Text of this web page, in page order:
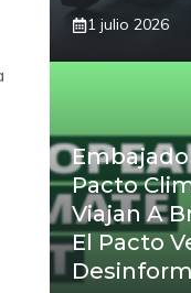
1 julio 2026
Pacto
Viajan A
El Pacto